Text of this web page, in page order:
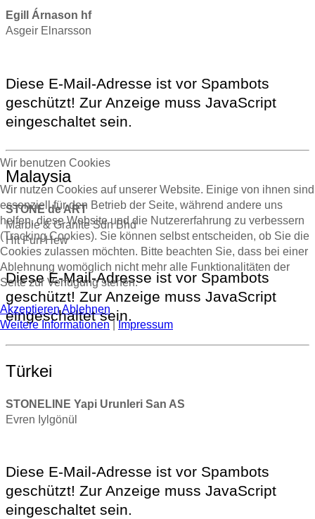
Egill Árnason hf
Asgeir Elnarsson
Diese E-Mail-Adresse ist vor Spambots
geschützt! Zur Anzeige muss JavaScript
eingeschaltet sein.
Malaysia
STONE de ART
Marble & Granite Sdn Bhd
Hit Fun Hew
Diese E-Mail-Adresse ist vor Spambots
geschützt! Zur Anzeige muss JavaScript
eingeschaltet sein.
Türkei
STONELINE Yapi Urunleri San AS
Evren Iylgönül
Diese E-Mail-Adresse ist vor Spambots
geschützt! Zur Anzeige muss JavaScript
eingeschaltet sein.
Wir benutzen Cookies
Wir nutzen Cookies auf unserer Website. Einige von ihnen sind
essenziell für den Betrieb der Seite, während andere uns
helfen, diese Website und die Nutzererfahrung zu verbessern
(Tracking Cookies). Sie können selbst entscheiden, ob Sie die
Cookies zulassen möchten. Bitte beachten Sie, dass bei einer
Ablehnung womöglich nicht mehr alle Funktionalitäten der
Seite zur Verfügung stehen.
AkzeptierenAblehnen
Weitere Informationen|Impressum